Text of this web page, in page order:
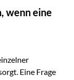
Faktoren
und
wenn eine
Eine Frage